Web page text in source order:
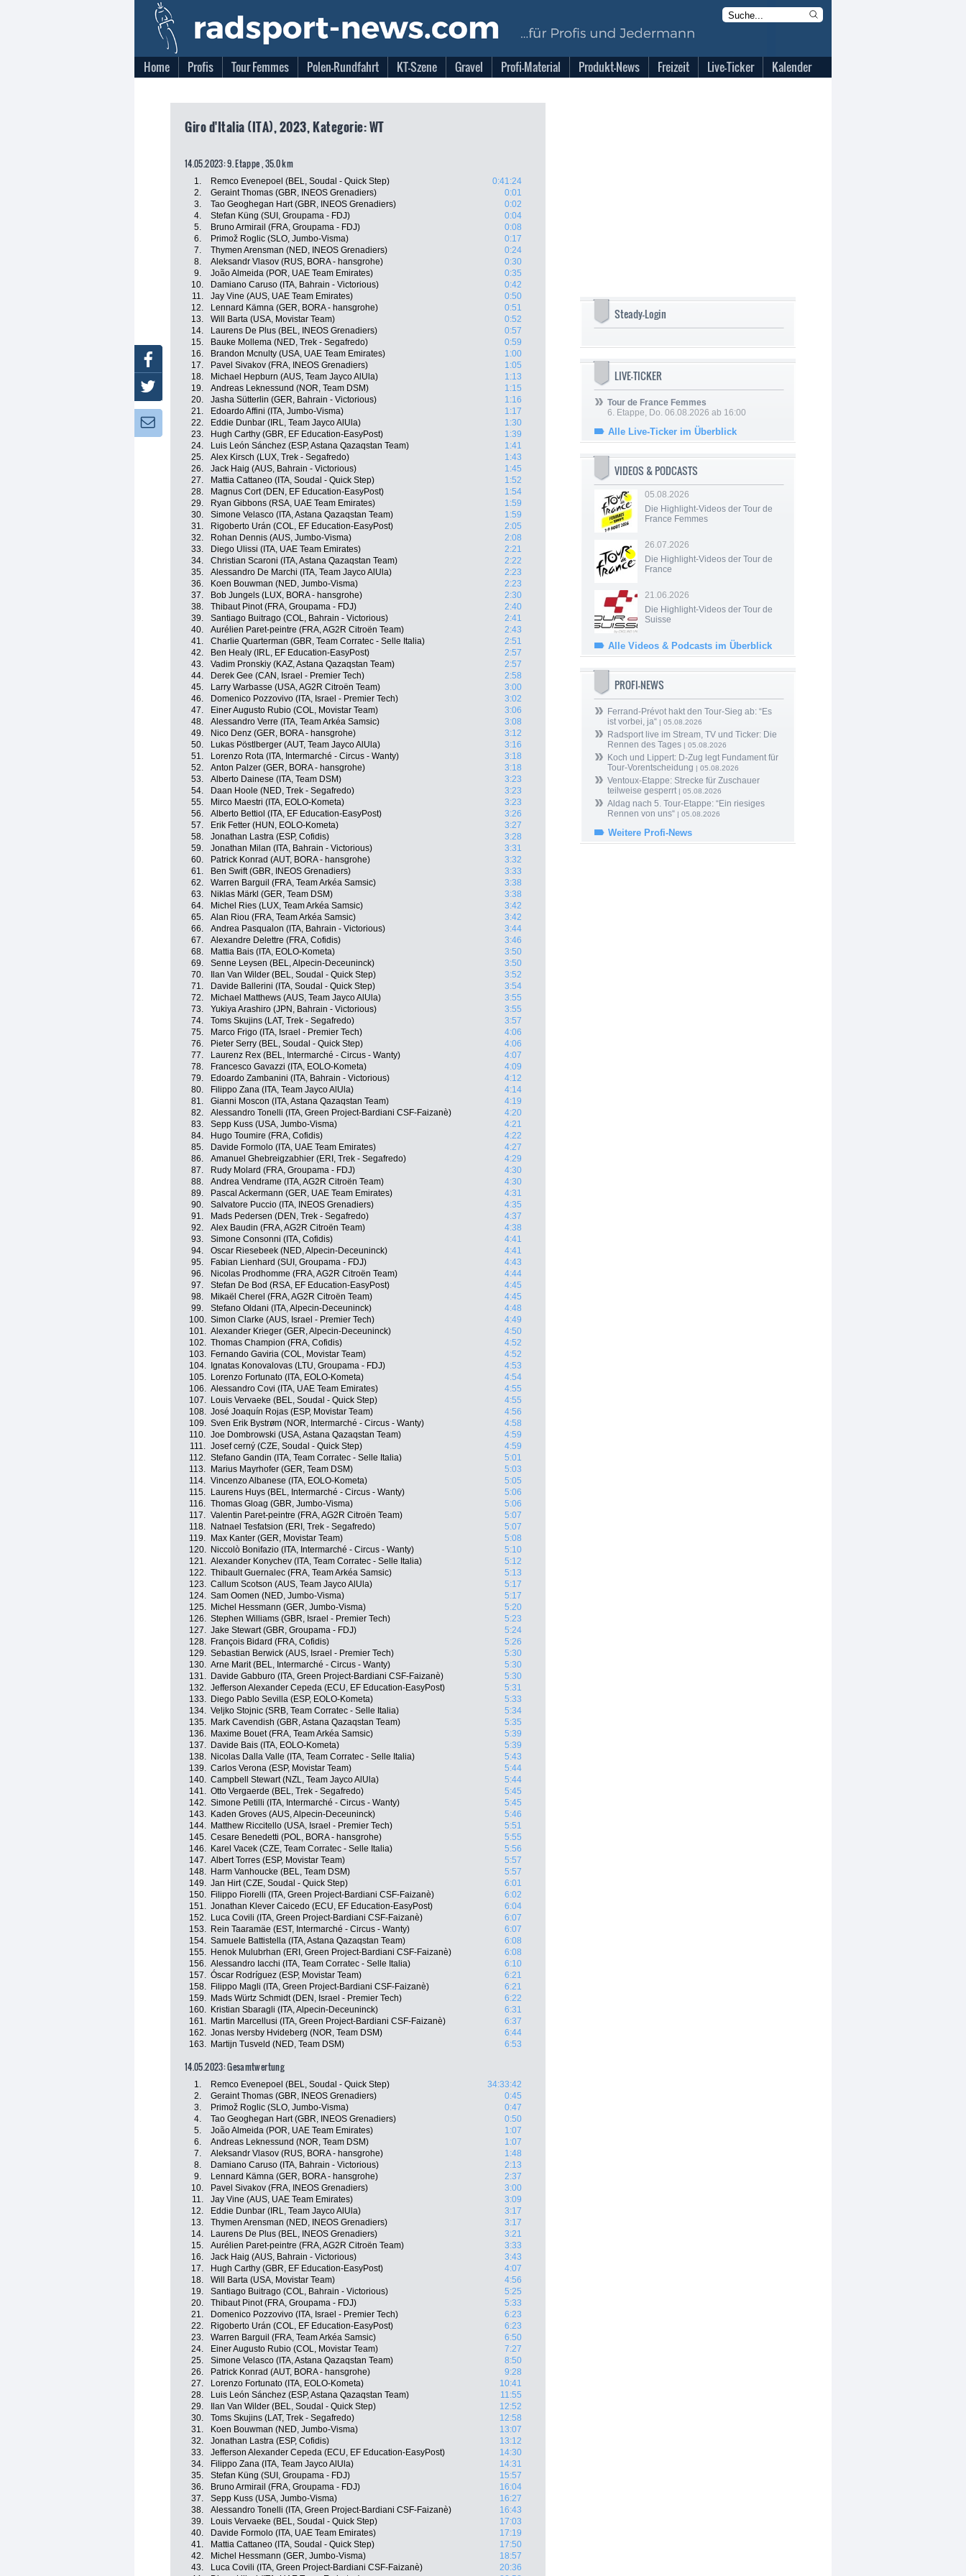
Home Profis Tour Femmes Polen-Rundfahrt KT-Szene Gravel Profi-Material Produkt-News Freizeit Live-Ticker Kalender
Giro d'Italia (ITA), 2023, Kategorie: WT
14.05.2023: 9. Etappe , 35.0 km
1. Remco Evenepoel (BEL, Soudal - Quick Step)
0:41:24
2.
Geraint Thomas (GBR, INEOS Grenadiers)
0:01
3.
Tao Geoghegan Hart (GBR, INEOS Grenadiers)
0:02
4.
Stefan Küng (SUI, Groupama - FDJ)
0:04
5.
Bruno Armirail (FRA, Groupama - FDJ)
0:08
6.
Primož Roglic (SLO, Jumbo-Visma)
0:17
7.
Thymen Arensman (NED, INEOS Grenadiers)
0:24
8.
Aleksandr Vlasov (RUS, BORA - hansgrohe)
0:30
9.
João Almeida (POR, UAE Team Emirates)
0:35
10.
Damiano Caruso (ITA, Bahrain - Victorious)
0:42
11.
Jay Vine (AUS, UAE Team Emirates)
0:50
12.
Lennard Kämna (GER, BORA - hansgrohe)
0:51
13.
Will Barta (USA, Movistar Team)
0:52
14.
Laurens De Plus (BEL, INEOS Grenadiers)
0:57
15.
Bauke Mollema (NED, Trek - Segafredo)
0:59
16.
Brandon Mcnulty (USA, UAE Team Emirates)
1:00
17.
Pavel Sivakov (FRA, INEOS Grenadiers)
1:05
18.
Michael Hepburn (AUS, Team Jayco AlUla)
1:13
19.
Andreas Leknessund (NOR, Team DSM)
1:15
20.
Jasha Sütterlin (GER, Bahrain - Victorious)
1:16
21.
Edoardo Affini (ITA, Jumbo-Visma)
1:17
22.
Eddie Dunbar (IRL, Team Jayco AlUla)
1:30
23.
Hugh Carthy (GBR, EF Education-EasyPost)
1:39
24.
Luis León Sánchez (ESP, Astana Qazaqstan Team)
1:41
25.
Alex Kirsch (LUX, Trek - Segafredo)
1:43
26.
Jack Haig (AUS, Bahrain - Victorious)
1:45
27.
Mattia Cattaneo (ITA, Soudal - Quick Step)
1:52
28.
Magnus Cort (DEN, EF Education-EasyPost)
1:54
29.
Ryan Gibbons (RSA, UAE Team Emirates)
1:59
30.
Simone Velasco (ITA, Astana Qazaqstan Team)
1:59
31.
Rigoberto Urán (COL, EF Education-EasyPost)
2:05
32.
Rohan Dennis (AUS, Jumbo-Visma)
2:08
33.
Diego Ulissi (ITA, UAE Team Emirates)
2:21
34.
Christian Scaroni (ITA, Astana Qazaqstan Team)
2:22
35.
Alessandro De Marchi (ITA, Team Jayco AlUla)
2:23
36.
Koen Bouwman (NED, Jumbo-Visma)
2:23
37.
Bob Jungels (LUX, BORA - hansgrohe)
2:30
38.
Thibaut Pinot (FRA, Groupama - FDJ)
2:40
39.
Santiago Buitrago (COL, Bahrain - Victorious)
2:41
40.
Aurélien Paret-peintre (FRA, AG2R Citroën Team)
2:43
41.
Charlie Quarterman (GBR, Team Corratec - Selle Italia)
2:51
42.
Ben Healy (IRL, EF Education-EasyPost)
2:57
43.
Vadim Pronskiy (KAZ, Astana Qazaqstan Team)
2:57
44.
Derek Gee (CAN, Israel - Premier Tech)
2:58
45.
Larry Warbasse (USA, AG2R Citroën Team)
3:00
46.
Domenico Pozzovivo (ITA, Israel - Premier Tech)
3:02
47.
Einer Augusto Rubio (COL, Movistar Team)
3:06
48.
Alessandro Verre (ITA, Team Arkéa Samsic)
3:08
49.
Nico Denz (GER, BORA - hansgrohe)
3:12
50.
Lukas Pöstlberger (AUT, Team Jayco AlUla)
3:16
51.
Lorenzo Rota (ITA, Intermarché - Circus - Wanty)
3:18
52.
Anton Palzer (GER, BORA - hansgrohe)
3:18
53.
Alberto Dainese (ITA, Team DSM)
3:23
54.
Daan Hoole (NED, Trek - Segafredo)
3:23
55.
Mirco Maestri (ITA, EOLO-Kometa)
3:23
56.
Alberto Bettiol (ITA, EF Education-EasyPost)
3:26
57.
Erik Fetter (HUN, EOLO-Kometa)
3:27
58.
Jonathan Lastra (ESP, Cofidis)
3:28
59.
Jonathan Milan (ITA, Bahrain - Victorious)
3:31
60.
Patrick Konrad (AUT, BORA - hansgrohe)
3:32
61.
Ben Swift (GBR, INEOS Grenadiers)
3:33
62.
Warren Barguil (FRA, Team Arkéa Samsic)
3:38
63.
Niklas Märkl (GER, Team DSM)
3:38
64.
Michel Ries (LUX, Team Arkéa Samsic)
3:42
65.
Alan Riou (FRA, Team Arkéa Samsic)
3:42
66.
Andrea Pasqualon (ITA, Bahrain - Victorious)
3:44
67.
Alexandre Delettre (FRA, Cofidis)
3:46
68.
Mattia Bais (ITA, EOLO-Kometa)
3:50
69.
Senne Leysen (BEL, Alpecin-Deceuninck)
3:50
70.
Ilan Van Wilder (BEL, Soudal - Quick Step)
3:52
71.
Davide Ballerini (ITA, Soudal - Quick Step)
3:54
72.
Michael Matthews (AUS, Team Jayco AlUla)
3:55
73.
Yukiya Arashiro (JPN, Bahrain - Victorious)
3:55
74.
Toms Skujins (LAT, Trek - Segafredo)
3:57
75.
Marco Frigo (ITA, Israel - Premier Tech)
4:06
76.
Pieter Serry (BEL, Soudal - Quick Step)
4:06
77.
Laurenz Rex (BEL, Intermarché - Circus - Wanty)
4:07
78.
Francesco Gavazzi (ITA, EOLO-Kometa)
4:09
79.
Edoardo Zambanini (ITA, Bahrain - Victorious)
4:12
80.
Filippo Zana (ITA, Team Jayco AlUla)
4:14
81.
Gianni Moscon (ITA, Astana Qazaqstan Team)
4:19
82.
Alessandro Tonelli (ITA, Green Project-Bardiani CSF-Faizanè)
4:20
83.
Sepp Kuss (USA, Jumbo-Visma)
4:21
84.
Hugo Toumire (FRA, Cofidis)
4:22
85.
Davide Formolo (ITA, UAE Team Emirates)
4:27
86.
Amanuel Ghebreigzabhier (ERI, Trek - Segafredo)
4:29
87.
Rudy Molard (FRA, Groupama - FDJ)
4:30
88.
Andrea Vendrame (ITA, AG2R Citroën Team)
4:30
89.
Pascal Ackermann (GER, UAE Team Emirates)
4:31
90.
Salvatore Puccio (ITA, INEOS Grenadiers)
4:35
91.
Mads Pedersen (DEN, Trek - Segafredo)
4:37
92.
Alex Baudin (FRA, AG2R Citroën Team)
4:38
93.
Simone Consonni (ITA, Cofidis)
4:41
94.
Oscar Riesebeek (NED, Alpecin-Deceuninck)
4:41
95.
Fabian Lienhard (SUI, Groupama - FDJ)
4:43
96.
Nicolas Prodhomme (FRA, AG2R Citroën Team)
4:44
97.
Stefan De Bod (RSA, EF Education-EasyPost)
4:45
98.
Mikaël Cherel (FRA, AG2R Citroën Team)
4:45
99.
Stefano Oldani (ITA, Alpecin-Deceuninck)
4:48
100. Simon Clarke (AUS, Israel - Premier Tech)
4:49
101. Alexander Krieger (GER, Alpecin-Deceuninck)
4:50
102. Thomas Champion (FRA, Cofidis)
4:52
103.
Fernando Gaviria (COL, Movistar Team)
4:52
104.
Ignatas Konovalovas (LTU, Groupama - FDJ)
4:53
105.
Lorenzo Fortunato (ITA, EOLO-Kometa)
4:54
106. Alessandro Covi (ITA, UAE Team Emirates)
4:55
107.
Louis Vervaeke (BEL, Soudal - Quick Step)
4:55
108. José Joaquín Rojas (ESP, Movistar Team)
4:56
109. Sven Erik Bystrøm (NOR, Intermarché - Circus - Wanty)
4:58
110. Joe Dombrowski (USA, Astana Qazaqstan Team)
4:59
111. Josef cerný (CZE, Soudal - Quick Step)
4:59
112. Stefano Gandin (ITA, Team Corratec - Selle Italia)
5:01
113.
Marius Mayrhofer (GER, Team DSM)
5:03
114. Vincenzo Albanese (ITA, EOLO-Kometa)
5:05
115.
Laurens Huys (BEL, Intermarché - Circus - Wanty)
5:06
116. Thomas Gloag (GBR, Jumbo-Visma)
5:06
117. Valentin Paret-peintre (FRA, AG2R Citroën Team)
5:07
118.
Natnael Tesfatsion (ERI, Trek - Segafredo)
5:07
119.
Max Kanter (GER, Movistar Team)
5:08
120.
Niccolò Bonifazio (ITA, Intermarché - Circus - Wanty)
5:10
121. Alexander Konychev (ITA, Team Corratec - Selle Italia)
5:12
122. Thibault Guernalec (FRA, Team Arkéa Samsic)
5:13
123. Callum Scotson (AUS, Team Jayco AlUla)
5:17
124. Sam Oomen (NED, Jumbo-Visma)
5:17
125.
Michel Hessmann (GER, Jumbo-Visma)
5:20
126. Stephen Williams (GBR, Israel - Premier Tech)
5:23
127. Jake Stewart (GBR, Groupama - FDJ)
5:24
128.
François Bidard (FRA, Cofidis)
5:26
129. Sebastian Berwick (AUS, Israel - Premier Tech)
5:30
130. Arne Marit (BEL, Intermarché - Circus - Wanty)
5:30
131.
Davide Gabburo (ITA, Green Project-Bardiani CSF-Faizanè)
5:30
132. Jefferson Alexander Cepeda (ECU, EF Education-EasyPost)
5:31
133.
Diego Pablo Sevilla (ESP, EOLO-Kometa)
5:33
134. Veljko Stojnic (SRB, Team Corratec - Selle Italia)
5:34
135.
Mark Cavendish (GBR, Astana Qazaqstan Team)
5:35
136.
Maxime Bouet (FRA, Team Arkéa Samsic)
5:39
137.
Davide Bais (ITA, EOLO-Kometa)
5:39
138.
Nicolas Dalla Valle (ITA, Team Corratec - Selle Italia)
5:43
139. Carlos Verona (ESP, Movistar Team)
5:44
140. Campbell Stewart (NZL, Team Jayco AlUla)
5:44
141. Otto Vergaerde (BEL, Trek - Segafredo)
5:45
142. Simone Petilli (ITA, Intermarché - Circus - Wanty)
5:45
143.
Kaden Groves (AUS, Alpecin-Deceuninck)
5:46
144.
Matthew Riccitello (USA, Israel - Premier Tech)
5:51
145. Cesare Benedetti (POL, BORA - hansgrohe)
5:55
146.
Karel Vacek (CZE, Team Corratec - Selle Italia)
5:56
147. Albert Torres (ESP, Movistar Team)
5:57
148.
Harm Vanhoucke (BEL, Team DSM)
5:57
149. Jan Hirt (CZE, Soudal - Quick Step)
6:01
150.
Filippo Fiorelli (ITA, Green Project-Bardiani CSF-Faizanè)
6:02
151. Jonathan Klever Caicedo (ECU, EF Education-EasyPost)
6:04
152.
Luca Covili (ITA, Green Project-Bardiani CSF-Faizanè)
6:07
153.
Rein Taaramäe (EST, Intermarché - Circus - Wanty)
6:07
154. Samuele Battistella (ITA, Astana Qazaqstan Team)
6:08
155.
Henok Mulubrhan (ERI, Green Project-Bardiani CSF-Faizanè)
6:08
156. Alessandro Iacchi (ITA, Team Corratec - Selle Italia)
6:10
157. Óscar Rodríguez (ESP, Movistar Team)
6:21
158.
Filippo Magli (ITA, Green Project-Bardiani CSF-Faizanè)
6:21
159.
Mads Würtz Schmidt (DEN, Israel - Premier Tech)
6:22
160.
Kristian Sbaragli (ITA, Alpecin-Deceuninck)
6:31
161.
Martin Marcellusi (ITA, Green Project-Bardiani CSF-Faizanè)
6:37
162. Jonas Iversby Hvideberg (NOR, Team DSM)
6:44
163.
Martijn Tusveld (NED, Team DSM) 6:53
14.05.2023: Gesamtwertung
1. Remco Evenepoel (BEL, Soudal - Quick Step)
34:33:42
2.
Geraint Thomas (GBR, INEOS Grenadiers)
0:45
3.
Primož Roglic (SLO, Jumbo-Visma)
0:47
4.
Tao Geoghegan Hart (GBR, INEOS Grenadiers)
0:50
5.
João Almeida (POR, UAE Team Emirates)
1:07
6.
Andreas Leknessund (NOR, Team DSM)
1:07
7.
Aleksandr Vlasov (RUS, BORA - hansgrohe)
1:48
8.
Damiano Caruso (ITA, Bahrain - Victorious)
2:13
9.
Lennard Kämna (GER, BORA - hansgrohe)
2:37
10.
Pavel Sivakov (FRA, INEOS Grenadiers)
3:00
11.
Jay Vine (AUS, UAE Team Emirates)
3:09
12.
Eddie Dunbar (IRL, Team Jayco AlUla)
3:17
13.
Thymen Arensman (NED, INEOS Grenadiers)
3:17
14.
Laurens De Plus (BEL, INEOS Grenadiers)
3:21
15.
Aurélien Paret-peintre (FRA, AG2R Citroën Team)
3:33
16.
Jack Haig (AUS, Bahrain - Victorious)
3:43
17.
Hugh Carthy (GBR, EF Education-EasyPost)
4:07
18.
Will Barta (USA, Movistar Team)
4:56
19.
Santiago Buitrago (COL, Bahrain - Victorious)
5:25
20.
Thibaut Pinot (FRA, Groupama - FDJ)
5:33
21.
Domenico Pozzovivo (ITA, Israel - Premier Tech)
6:23
22.
Rigoberto Urán (COL, EF Education-EasyPost)
6:23
23.
Warren Barguil (FRA, Team Arkéa Samsic)
6:50
24.
Einer Augusto Rubio (COL, Movistar Team)
7:27
25.
Simone Velasco (ITA, Astana Qazaqstan Team)
8:50
26.
Patrick Konrad (AUT, BORA - hansgrohe)
9:28
27.
Lorenzo Fortunato (ITA, EOLO-Kometa)
10:41
28.
Luis León Sánchez (ESP, Astana Qazaqstan Team)
11:55
29.
Ilan Van Wilder (BEL, Soudal - Quick Step)
12:52
30.
Toms Skujins (LAT, Trek - Segafredo)
12:58
31.
Koen Bouwman (NED, Jumbo-Visma)
13:07
32.
Jonathan Lastra (ESP, Cofidis)
13:12
33.
Jefferson Alexander Cepeda (ECU, EF Education-EasyPost)
14:30
34.
Filippo Zana (ITA, Team Jayco AlUla)
14:31
35.
Stefan Küng (SUI, Groupama - FDJ)
15:57
36.
Bruno Armirail (FRA, Groupama - FDJ)
16:04
37.
Sepp Kuss (USA, Jumbo-Visma)
16:27
38.
Alessandro Tonelli (ITA, Green Project-Bardiani CSF-Faizanè)
16:43
39.
Louis Vervaeke (BEL, Soudal - Quick Step)
17:03
40.
Davide Formolo (ITA, UAE Team Emirates)
17:19
41.
Mattia Cattaneo (ITA, Soudal - Quick Step)
17:50
42.
Michel Hessmann (GER, Jumbo-Visma)
18:57
43.
Luca Covili (ITA, Green Project-Bardiani CSF-Faizanè)
20:36
Steady-Login
LIVE-TICKER
Tour de France Femmes
6. Etappe, Do. 06.08.2026 ab 16:00
Alle Live-Ticker im Überblick
VIDEOS & PODCASTS
05.08.2026
Die Highlight-Videos der Tour de
France Femmes
26.07.2026
Die Highlight-Videos der Tour de
France
21.06.2026
Die Highlight-Videos der Tour de
Suisse
Alle Videos & Podcasts im Überblick
PROFI-NEWS
Ferrand-Prévot hakt den Tour-Sieg ab: “Es
ist vorbei, ja“ | 05.08.2026
Radsport live im Stream, TV und Ticker: Die
Rennen des Tages | 05.08.2026
Koch und Lippert: D-Zug legt Fundament für
Tour-Vorentscheidung | 05.08.2026
Ventoux-Etappe: Strecke für Zuschauer
teilweise gesperrt| 05.08.2026
Aldag nach 5. Tour-Etappe: “Ein riesiges
Rennen von uns“ | 05.08.2026
Weitere Profi-News
Facebook
Twitter
Newsletter: